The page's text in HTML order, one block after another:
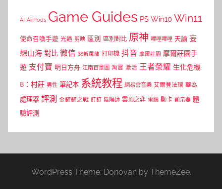
AI AirPods Game Guides PS Win10 Win11
使命召喚手遊 光遇 剪映 區別 區別對比 原神 嗶哩嗶哩 天諭 妄
想山海 對比 微信 怒斬屠龍 打印機 抖音 摩爾莊園 摩爾莊園手
遊 支付寶 明日方舟 江南百景圖 淘寶 激活 王者榮耀 生化危機
8：村莊 男性 筆記本 系統教程 網易雲音樂 艾爾登法環 華為
處理器 評測 金鏟鏟之戰 釘釘 陰陽師 雲頂之弈 電腦 顯卡 顯示器 體
驗評測
WordPress Theme: Donovan by ThemeZee.